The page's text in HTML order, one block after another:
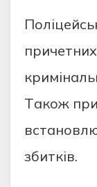
Тaкож
збиткiв.